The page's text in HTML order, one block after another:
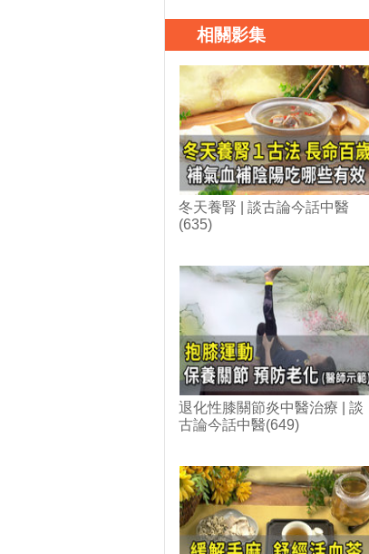
相關影集
冬天養腎 | 談古論今話中醫
(635)
退化性膝關節炎中醫治療 | 談
古論今話中醫(649)